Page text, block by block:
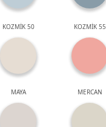
KOZMİK 50 KOZMİK 55
MAYA MERCAN